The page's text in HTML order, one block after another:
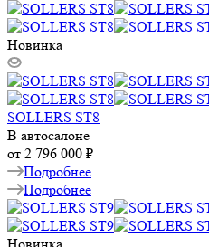
Новинка
SOLLERS ST8
В автосалоне
от 2 796 000 ₽
Подробнее
Подробнее